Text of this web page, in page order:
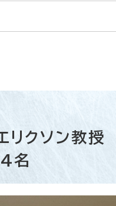
リクソン教授
名